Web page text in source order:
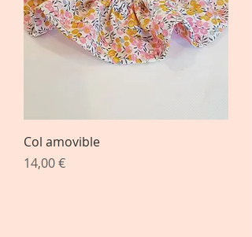
Col amovible
Prix
14,00 €